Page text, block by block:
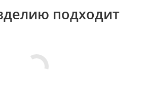
подходит